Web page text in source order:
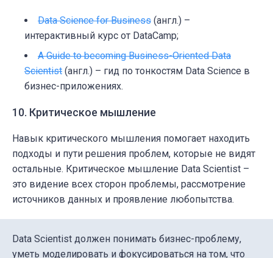
Data Science for Business (англ.) –
интерактивный курс от DataCamp;
A Guide to becoming Business-Oriented Data
Scientist (англ.) – гид по тонкостям Data Science в
бизнес-приложениях.
10. Критическое мышление
Навык критического мышления помогает находить
подходы и пути решения проблем, которые не видят
остальные. Критическое мышление Data Scientist –
это видение всех сторон проблемы, рассмотрение
источников данных и проявление любопытства.
Data Scientist должен понимать бизнес-проблему,
уметь моделировать и фокусироваться на том, что